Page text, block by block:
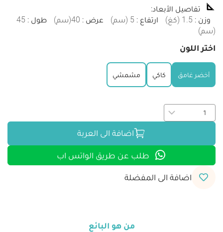
تفاصيل الأبعاد:
وزن :
1.5
(كغ) ارتفاع :
5
(سم) عرض :
40
(سم) طول :
45
(سم)
اختر اللون
أخضر غامق كاكي مشمشي
اضافة الى العربة
طلب عن طريق الواتس اب
اضافة الى المفضلة
من هو البائع